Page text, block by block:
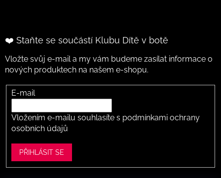
❤️ Staňte se součástí Klubu Dítě v botě
Vložte svůj e-mail a my vám budeme zasílat informace o
nových produktech na našem e-shopu.
E-mail
Vložením e-mailu souhlasíte s podmínkami ochrany
osobních údajů
PŘIHLÁSIT SE